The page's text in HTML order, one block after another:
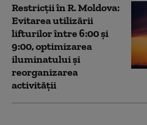
Restricții în R. Moldova:
Evitarea utilizării
lifturilor între 6:00 şi
9:00, optimizarea
iluminatului şi
reorganizarea
activităţii